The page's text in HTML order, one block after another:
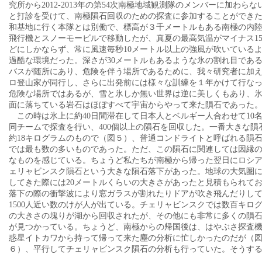
究所から2012-2013年の第54次南極地域観測隊のメンバーに加わらな
と打診を受けて、南極隕石回収のための探査に参加することができ
和基地に行く本隊とは別働で、標高が３千メートルもある南極の内
飛行機とスノーモービルで移動したが、真夏の最高気温がマイナス
どにしかならず、常に風速毎秒10メートル以上の強風が吹いている
過酷な環境だった。深さが30メートルもあるような氷の割れ目であ
バスが随所にあり、危険を伴う場所であるために、我々研究者に加
ロ登山家が同行し、さらに出発前には様々な訓練を１年かけて行な
危険な場所ではあるが、雪と氷しか無い世界は逆に美しくもあり、
面に落ちている岩石はほぼすべて宇宙からやって来た隕石であった。
この時は氷上に約40日間滞在して日本人とベルギー人合わせて10
同チームで探査を行い、400個以上の隕石を回収した。一番大きな隕
約18キログラムのもので（図５）、普通コンドライトと呼ばれる隕
では最も数の多いものであった。ただ、この隕石に関連しては因縁
なものを感じている。ちょうど私たちが南極から帰った翌日にロシ
ェリャビンスク隕石という大きな隕石落下があった。地球の大気圏
してきた際には20メートルくらいの大きさがあったと見積もられて
落下の際の衝撃波により窓ガラスが割れたりドアが吹き飛んだりし
1500人近い数のけが人が出ている。チェリャビンスクでは数百キロ
の大きさの塊りが湖から回収されたが、その他にも非常に多くの隕
が見つかっている。ちょうど、南極からの帰国後は、はやぶさ探査
惑星イトカワから持って帰って来た塵の分析に忙しかったのだが（図
６）、平行してチェリャビンスク隕石の分析も行っていた。そうす